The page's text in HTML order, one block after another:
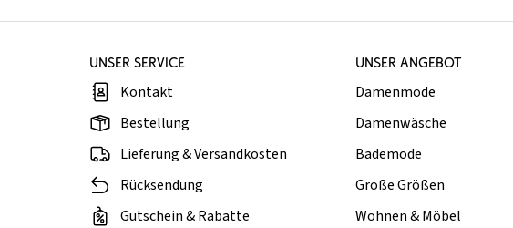
UNSER SERVICE
Kontakt
Bestellung
Lieferung & Versandkosten
Rücksendung
Gutschein & Rabatte
UNSER ANGEBOT
Damenmode
Damenwäsche
Bademode
Große Größen
Wohnen & Möbel